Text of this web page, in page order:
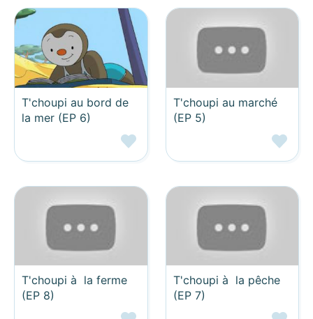
T'choupi au bord de
la mer (EP 6)
T'choupi au marché
(EP 5)
T'choupi à la ferme
(EP 8)
T'choupi à la pêche
(EP 7)